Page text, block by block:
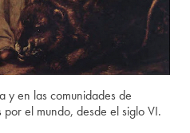
y en las comunidades de
por el mundo, desde el siglo VI.